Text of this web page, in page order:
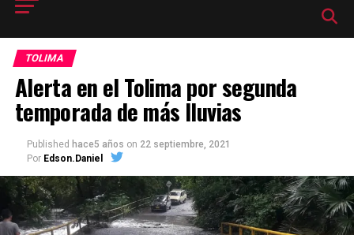
TOLIMA
Alerta en el Tolima por segunda
temporada de más lluvias
Published hace5 años on 22 septiembre, 2021
Por Edson.Daniel